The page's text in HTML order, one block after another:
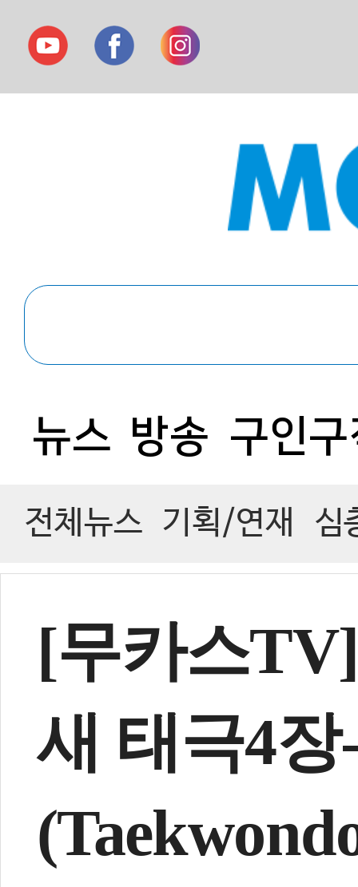
뉴스 방송 구인
전체뉴스 기획/연재 심
[무카스
새 태극4
1